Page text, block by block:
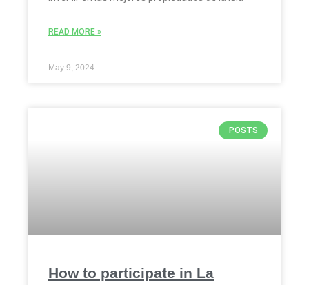
READ MORE »
May 9, 2024
POSTS
How to participate in La